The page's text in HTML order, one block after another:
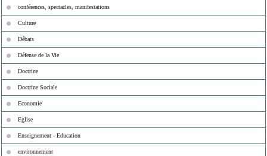
conférences, spectacles, manifestations
Culture
Débats
Défense de la Vie
Doctrine
Doctrine Sociale
Economie
Eglise
Enseignement - Education
environnement